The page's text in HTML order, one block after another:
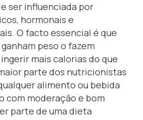
ser influenciada por
hormonais e
O facto essencial é que
peso o fazem
mais calorias do que
parte dos nutricionistas
alimento ou bebida
com moderação e bom
parte de uma dieta